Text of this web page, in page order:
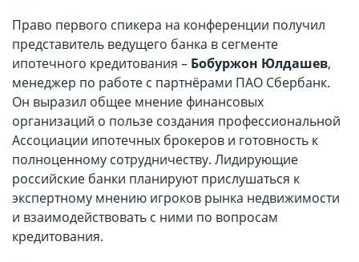
Право первого спикера на конференции получил
представитель ведущего банка в сегменте
ипотечного кредитования – Бобуржон Юлдашев,
менеджер по работе с партнёрами ПАО Сбербанк.
Он выразил общее мнение финансовых
организаций о пользе создания профессиональной
Ассоциации ипотечных брокеров и готовность к
полноценному сотрудничеству. Лидирующие
российские банки планируют прислушаться к
экспертному мнению игроков рынка недвижимости
и взаимодействовать с ними по вопросам
кредитования.